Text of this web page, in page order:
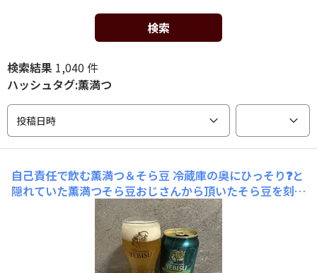
検索
検索結果 1,040 件
ハッシュタグ:薫満つ
投稿日時
自己責任で飲む薫満つ＆そら豆 冷蔵庫の奥にひっそり❓と
隠れていた薫満つそら豆おじさんから頂いたそら豆を刻み
ニンニク🧄と炒めてアテにしました♪